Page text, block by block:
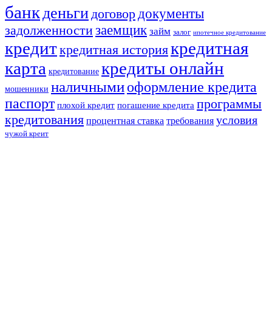
банкденьгидоговор документы
задолженностизаемщик займ залог ипотечное кредитование
кредиткредитная историякредитная
карта кредитование кредиты онлайн
мошенники наличнымиоформление кредита
паспорт плохой кредит погашение кредита программы
кредитования процентная ставка требования условия
чужой креит